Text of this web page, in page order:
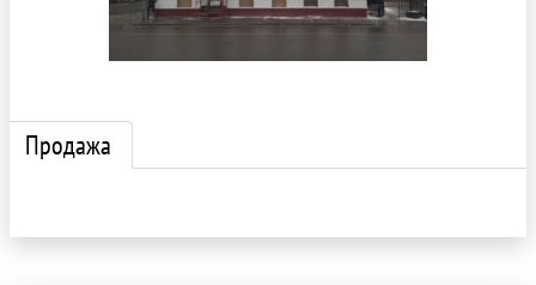
Продажа